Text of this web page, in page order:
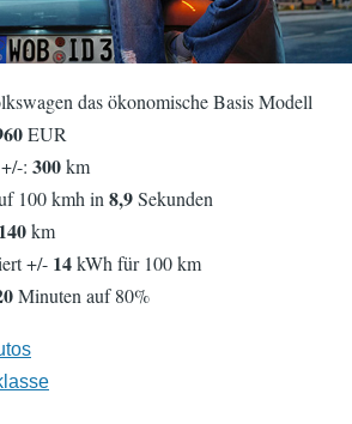
das ökonomische Basis Modell
EUR
: 300km
100 kmh in 8,9Sekunden
140km
+/- 14kWh für 100 km
Minuten auf 80%